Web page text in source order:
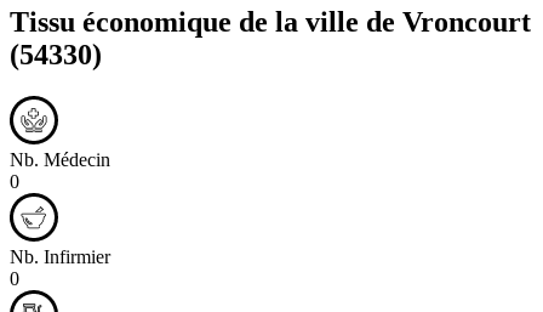
Tissu économique de la ville de Vroncourt
(54330)
Nb. Médecin
0
Nb. Infirmier
0